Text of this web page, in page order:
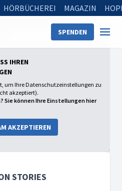
HÖRBÜCHEREI MAGAZIN
SPENDEN
Maranatha Mission Stories
IHREN D
um Ihre Datenschutzeinstellungen zu
akzeptiert).
Sie können Ihre Einstellungen hier
AKZEPTIEREN
STORIES